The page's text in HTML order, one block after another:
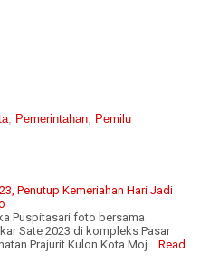
Pemerintahan Pemilu
Penutup Kemeriahan Hari Jadi
Puspitasari foto bersama
Sate 2023 di kompleks Pasar
Prajurit Kulon Kota Moj…
Read